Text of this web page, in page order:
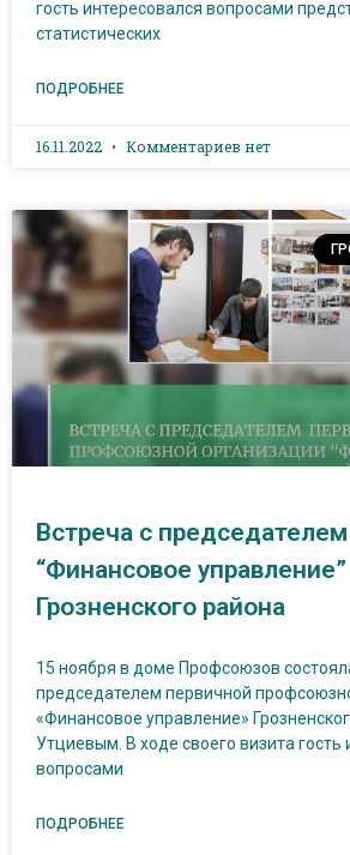
гость интересовался вопросами
статистических
ПОДРОБНЕЕ
16.11.2022 Комментариев нет
Встреча с
“Финансовое управление”
Грозненского района
15 ноября в доме Профсоюзов
председателем первичной
«Финансовое управление»
Утциевым. В ходе своего визита гость
вопросами
ПОДРОБНЕЕ